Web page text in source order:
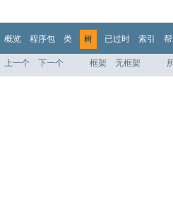
概览 程序包 类 树 已过时 索引
上一个 下一个 框架 无框架